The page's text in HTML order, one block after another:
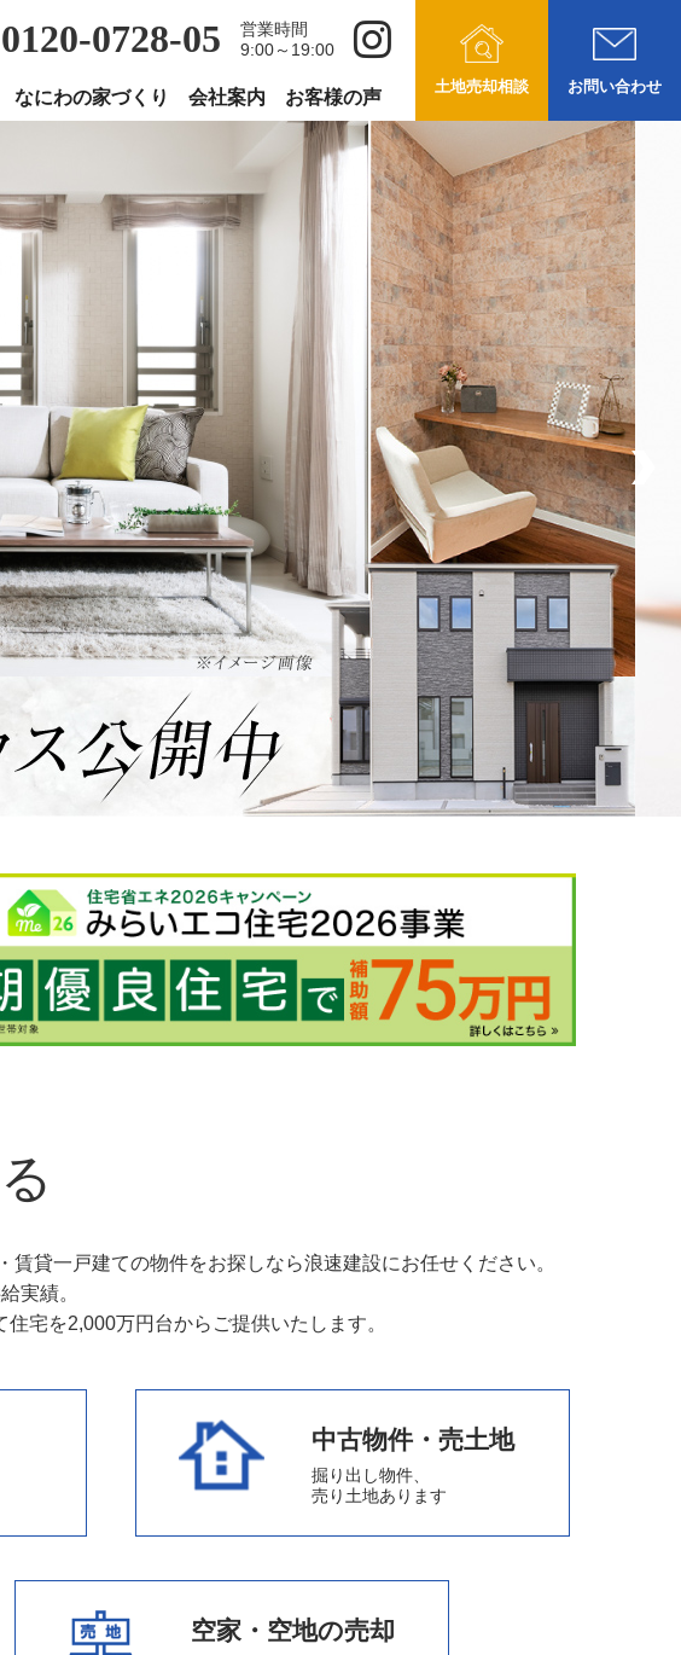
0120-0728-05
営業時間
9:00～19:00
なにわの家づくり 会社案内 お客様の声
土地売却相談 お問い合わせ
貸一戸建ての物件をお探しなら浪速建設にお任せください。
実績。
宅を2,000万円台からご提供いたします。
中古物件・売土地
掘り出し物件、
売り土地あります
空家・空地の売却